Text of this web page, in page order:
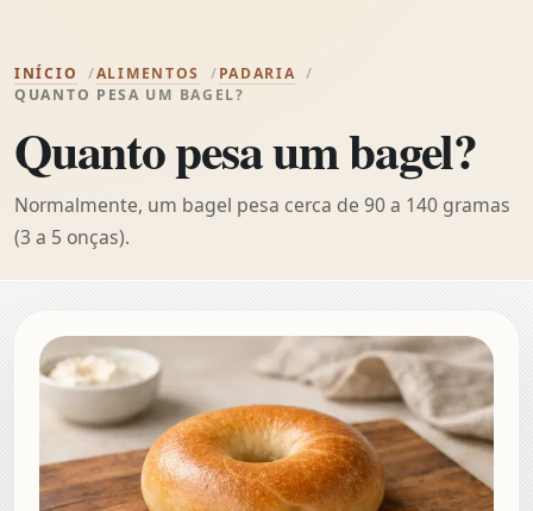
INÍCIO ALIMENTOS
PADARIA
QUANTO PESA UM BAGEL?
Quanto pesa um bagel?
Normalmente, um bagel pesa cerca de 90 a 140 gramas
(3 a 5 onças).